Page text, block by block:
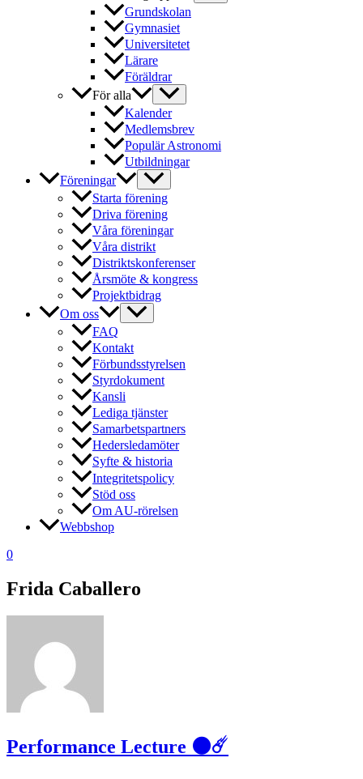
Grundskolan
Gymnasiet
Universitetet
Lärare
Föräldrar
För alla
Kalender
Medlemsbrev
Populär Astronomi
Utbildningar
Föreningar
Starta förening
Driva förening
Våra föreningar
Våra distrikt
Distriktskonferenser
Årsmöte & kongress
Projektbidrag
Om oss
FAQ
Kontakt
Förbundsstyrelsen
Styrdokument
Kansli
Lediga tjänster
Samarbetspartners
Hedersledamöter
Syfte & historia
Integritetspolicy
Stöd oss
Om AU-rörelsen
Webbshop
0
Frida Caballero
Performance Lecture 🌑☄️